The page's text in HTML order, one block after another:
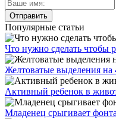
Популярные статьи
Что нужно сделать чтобы
Желтоватые выделения на
Активный ребенок в
Младенец срыгивает